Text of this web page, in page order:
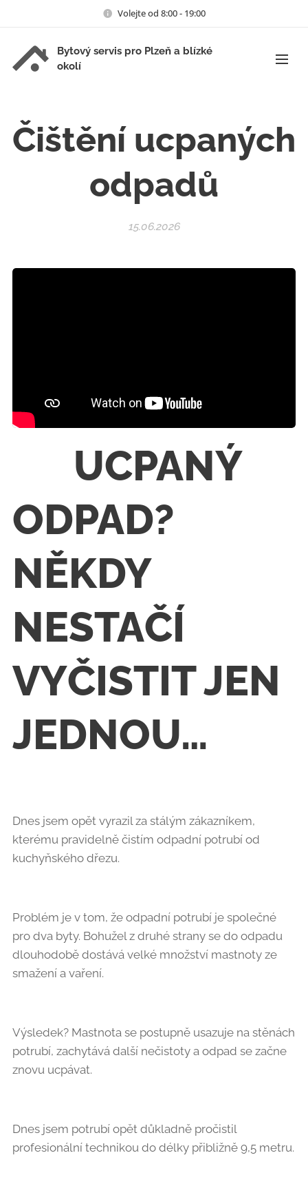
Volejte od 8:00 - 19:00
Bytový servis pro Plzeň a blízké
okolí
Čištění ucpaných
odpadů
15.06.2026
🚨 UCPANÝ
ODPAD?
NĚKDY
NESTAČÍ
VYČISTIT JEN
JEDNOU… 🚨
Dnes jsem opět vyrazil za stálým zákazníkem,
kterému pravidelně čistím odpadní potrubí od
kuchyňského dřezu. 🚿🔧
Problém je v tom, že odpadní potrubí je společné
pro dva byty. Bohužel z druhé strany se do odpadu
dlouhodobě dostává velké množství mastnoty ze
smažení a vaření. 🍳🥓
Výsledek? Mastnota se postupně usazuje na stěnách
potrubí, zachytává další nečistoty a odpad se začne
znovu ucpávat.
Dnes jsem potrubí opět důkladně pročistil
profesionální technikou do délky přibližně 9,5 metru.